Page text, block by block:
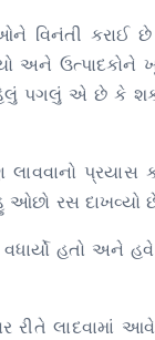
વિનંતી કરાઈ
અને ઉત્પાદકોને
પગલું એ છે કે
પ્રયાસ
ઓછો રસ દાખવ્યો
હતો અને
રીતે લાદવામાં